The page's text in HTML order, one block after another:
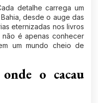
detalhe carrega um
desde o auge das
eternizadas nos livros
é apenas conhecer
um mundo cheio de
o cacau